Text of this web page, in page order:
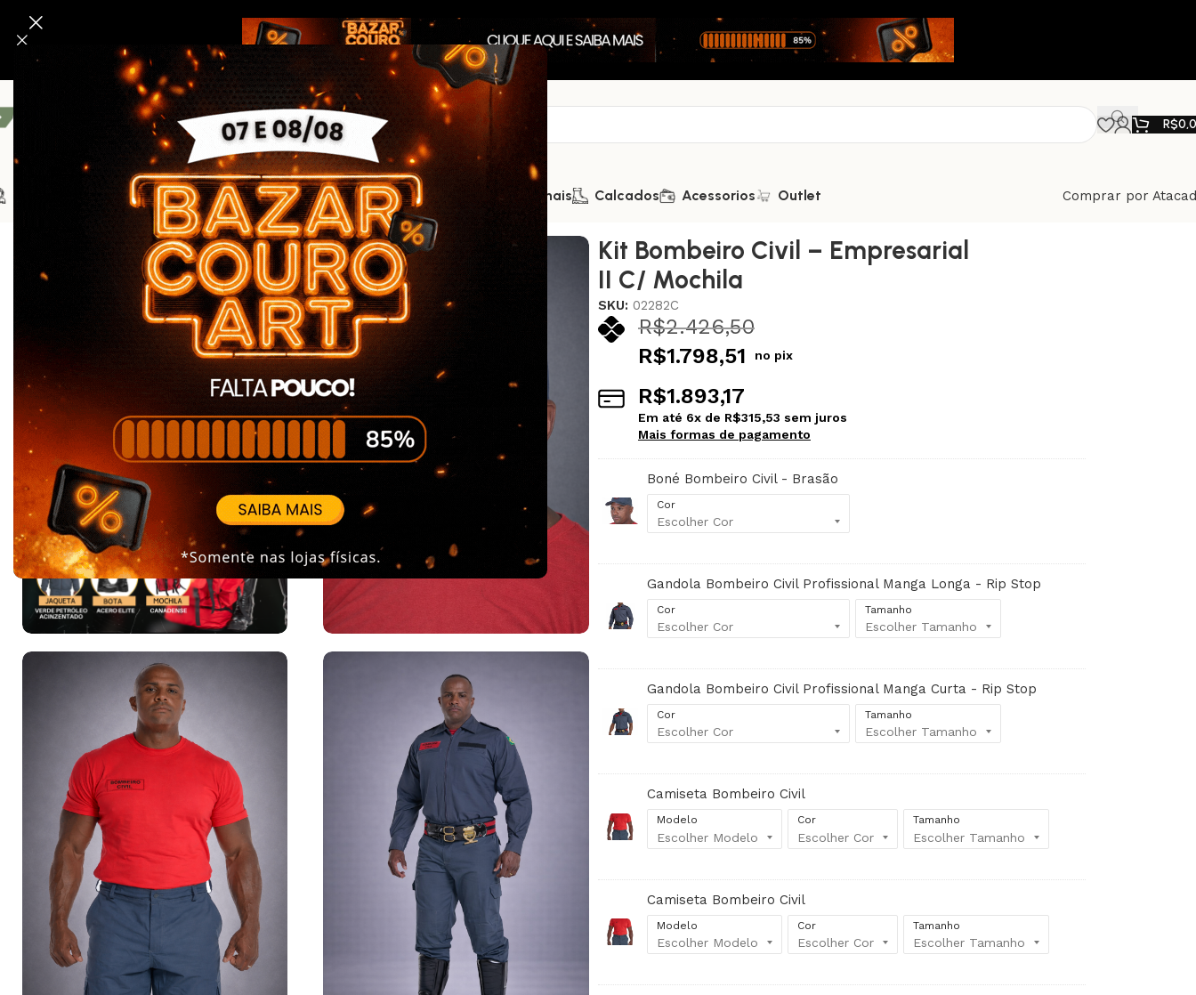
R$
Linha Segurança E Tático Linha Da Saúde Kits Promocionais Calcados Acessorios Outlet
Comprar por
Bombeiro Civil Kits Promocionais Bombeiro Civil Kit Bombeiro Civil – Empresarial II C/ Mochila
Kit Bombeiro Civil – Empresarial
II C/ Mochila
SKU: 02282C
R$2.426,50
R$1.798,51 no pix
R$1.893,17
Em até 6x de R$315,53 sem juros
Mais formas de pagamento
Boné Bombeiro Civil - Brasão
Cor
Gandola Bombeiro Civil Profissional Manga Longa - Rip Stop
Cor Tamanho
Gandola Bombeiro Civil Profissional Manga Curta - Rip Stop
Cor Tamanho
Camiseta Bombeiro Civil
Modelo Cor Tamanho
Camiseta Bombeiro Civil
Modelo Cor Tamanho